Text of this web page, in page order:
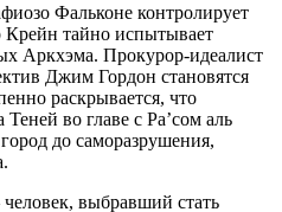
Фальконе контролирует
тайно испытывает
Аркхэма. Прокурор-идеалист
Джим Гордон становятся
раскрывается, что
во главе с Ра’сом аль
до саморазрушения,
выбравший стать